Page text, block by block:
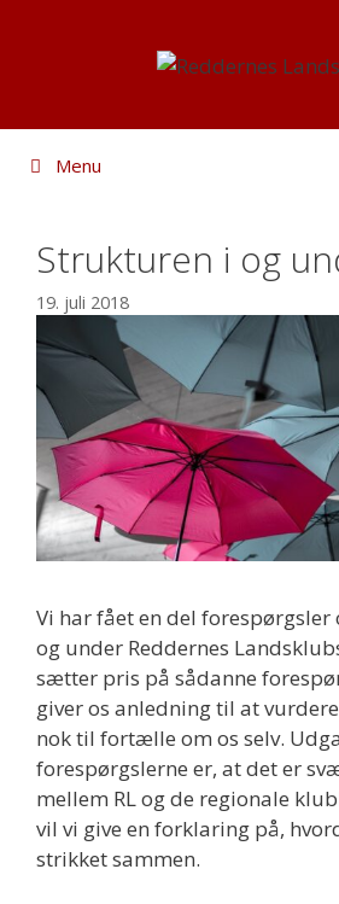
Menu
Strukturen i og
19. juli 2018
Vi har fået en del
og under Reddernes
sætter pris på sådanne
giver os anledning til at
nok til fortælle om os selv.
forespørgslerne er, at det er
mellem RL og de regionale
vil vi give en forklaring på,
strikket sammen.